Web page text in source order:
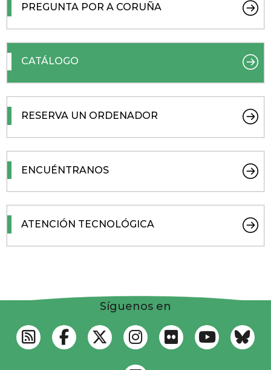
PREGUNTA POR A CORUÑA
CATÁLOGO
RESERVA UN ORDENADOR
ENCUÉNTRANOS
ATENCIÓN TECNOLÓGICA
Síguenos en